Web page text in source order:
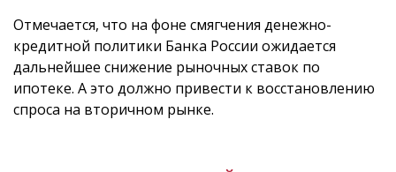
Отмечается, что на фоне смягчения денежно-
кредитной политики Банка России ожидается
дальнейшее снижение рыночных ставок по
ипотеке. А это должно привести к восстановлению
спроса на вторичном рынке.